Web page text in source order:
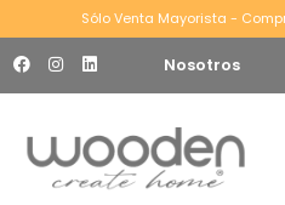
Sólo Venta Mayorista -
Nosotros